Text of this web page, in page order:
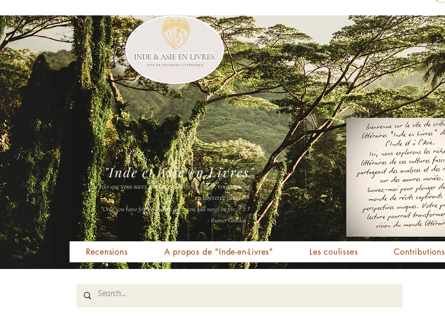
INDE & ASIE EN LIVRES
"Une fois que vous aurez senti la poussière de l'Inde, vous ne vous
en libérerez jamais " -
"Once you have felt the Indian dust, you will never be free of it."
- Rumer Godden -
"Inde et Asie en Livres"
Recensions A propos de "Inde-en-Livres" Les coulisses Contributions